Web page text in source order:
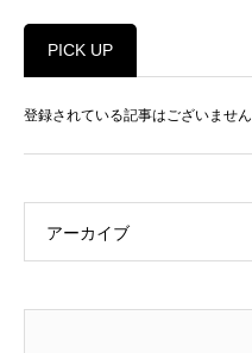
PICK UP
登録されている記事はございません
アーカイブ